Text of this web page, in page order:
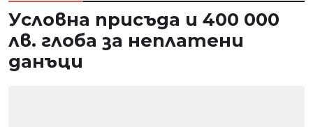
Условна присъда и 400 000
лв. глоба за неплатени
данъци